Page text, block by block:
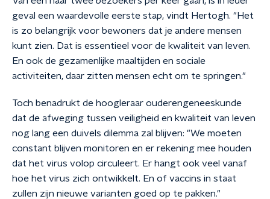
geval een waardevolle eerste stap, vindt Hertogh. "Het
is zo belangrijk voor bewoners dat je andere mensen
kunt zien. Dat is essentieel voor de kwaliteit van leven.
En ook de gezamenlijke maaltijden en sociale
activiteiten, daar zitten mensen echt om te springen."
Toch benadrukt de hoogleraar ouderengeneeskunde
dat de afweging tussen veiligheid en kwaliteit van leven
nog lang een duivels dilemma zal blijven: "We moeten
constant blijven monitoren en er rekening mee houden
dat het virus volop circuleert. Er hangt ook veel vanaf
hoe het virus zich ontwikkelt. En of vaccins in staat
zullen zijn nieuwe varianten goed op te pakken."